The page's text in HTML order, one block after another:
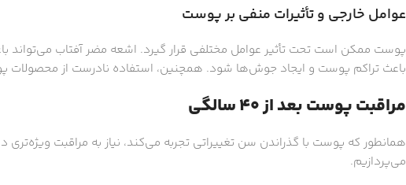
عوامل خارجی و تأثیرات منفی بر پوست
پوست ممکن است تحت تأثیر عوامل مختلفی قرار گیرد. اشعه مضر آفتاب
باعث تراکم پوست و ایجاد جوش‌ها شود. همچنین، استفاده نادرست از محصولات
مراقبت پوست بعد از ۴۰ سالگی
می‌پردازیم.